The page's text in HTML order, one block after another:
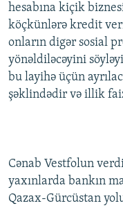
hesabına kiçik
köçkünlərə kredit
onların digər sosial
yönəldiləcəyini
bu layihə üçün
şəklindədir və illik
Cənab Vestfolun
yaxınlarda bankın
Qazax-Gürcüstan